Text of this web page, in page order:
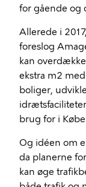
for gående og
Allerede i
foreslog
kan
ekstra m2
boliger,
brug for i
Og idéen om
da planerne
kan øge